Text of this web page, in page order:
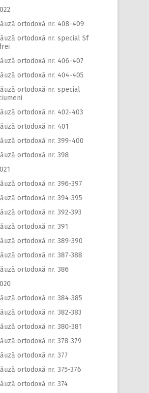
ortodoxă nr. 408-409
ortodoxă nr. special Sf
ortodoxă nr. 406-407
ortodoxă nr. 404-405
ortodoxă nr. special
ortodoxă nr. 402-403
ortodoxă nr. 401
ortodoxă nr. 399-400
ortodoxă nr. 398
ortodoxă nr. 396-397
ortodoxă nr. 394-395
ortodoxă nr. 392-393
ortodoxă nr. 391
ortodoxă nr. 389-390
ortodoxă nr. 387-388
ortodoxă nr. 386
ortodoxă nr. 384-385
ortodoxă nr. 382-383
ortodoxă nr. 380-381
ortodoxă nr. 378-379
ortodoxă nr. 377
ortodoxă nr. 375-376
ortodoxă nr. 374